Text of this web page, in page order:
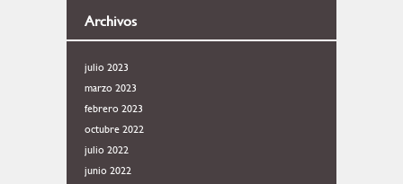
Archivos
julio 2023
marzo 2023
febrero 2023
octubre 2022
julio 2022
junio 2022